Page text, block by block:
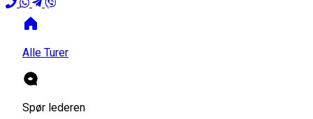
Alle Turer
Spør lederen